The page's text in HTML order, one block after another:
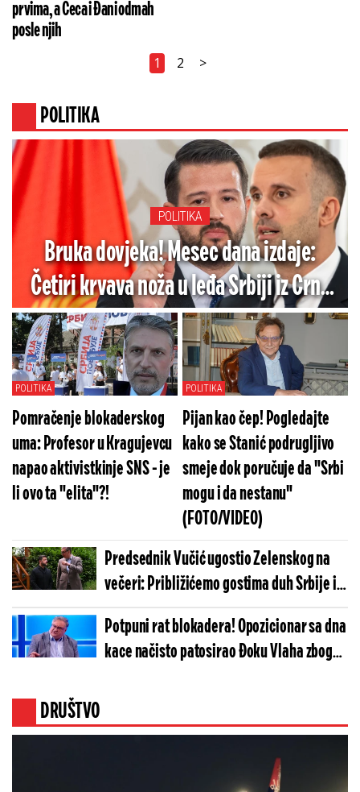
prvima, a Ceca i Đani odmah
posle njih
1 2 >
POLITIKA
POLITIKA
Bruka dovjeka! Mesec dana izdaje:
Četiri krvava noža u leđa Srbiji iz Crne
Gore
POLITIKA
Pomračenje blokaderskog
uma: Profesor u Kragujevcu
napao aktivistkinje SNS - je
li ovo ta "elita"?!
POLITIKA
Pijan kao čep! Pogledajte
kako se Stanić podrugljivo
smeje dok poručuje da "Srbi
mogu i da nestanu"
(FOTO/VIDEO)
Predsednik Vučić ugostio Zelenskog na
večeri: Približićemo gostima duh Srbije i
našu tradiciju (FOTO)
Potpuni rat blokadera! Opozicionar sa dna
kace načisto patosirao Đoku Vlaha zbog
DRUŠTVO